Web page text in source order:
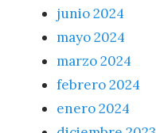
junio 2024
mayo 2024
marzo 2024
febrero 2024
enero 2024